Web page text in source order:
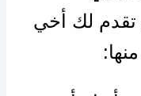
تقدم لك أخي